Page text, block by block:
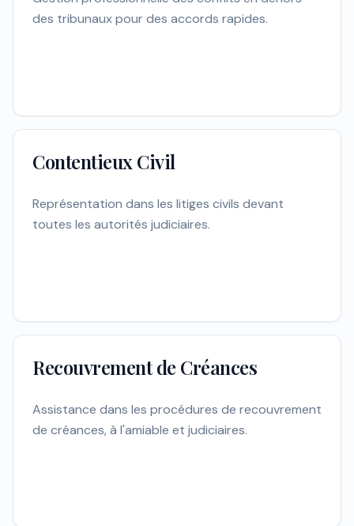
des tribunaux pour des accords rapides.
Contentieux Civil
Représentation dans les litiges civils devant
toutes les autorités judiciaires.
Recouvrement de Créances
Assistance dans les procédures de recouvrement
de créances, à l'amiable et judiciaires.